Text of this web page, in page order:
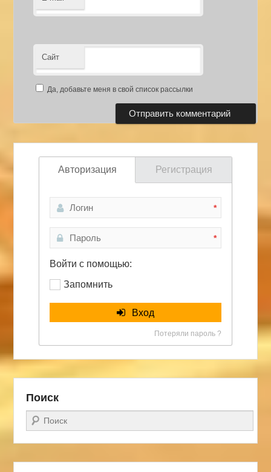
Сайт
Да, добавьте меня в свой список рассылки
Авторизация Регистрация
*
*
Войти с помощью:
Запомнить
Вход
Потеряли пароль ?
Поиск
Поиск